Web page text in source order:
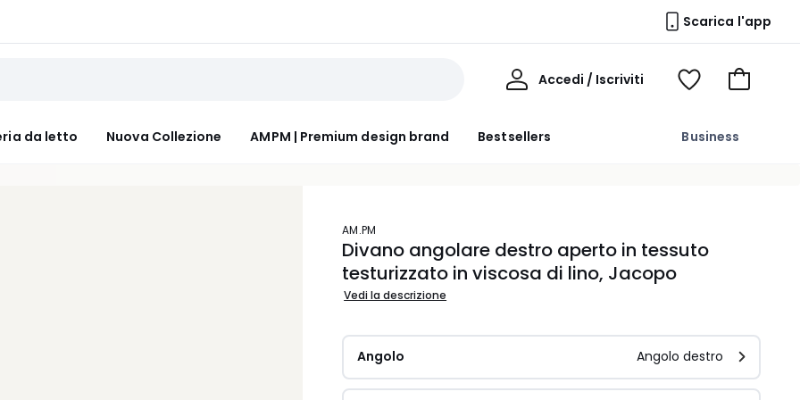
Scarica l'app
da letto Nuova Collezione AMPM | Premium design brand Bestsellers Business
Accedi / Iscriviti
Voir
Vai
AM.PM
Divano angolare destro aperto in tessuto
testurizzato in viscosa di lino, Jacopo
Vedi la descrizione
Angolo Angolo destro